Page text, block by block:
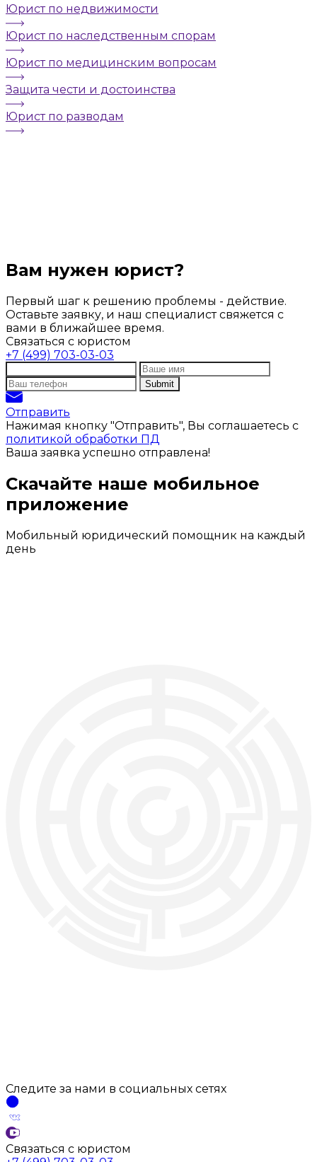
Юрист по недвижимости
Юрист по наследственным спорам
Юрист по медицинским вопросам
Защита чести и достоинства
Юрист по разводам
Вам нужен юрист?
Первый шаг к решению проблемы - действие.
Оставьте заявку, и наш специалист свяжется с
вами в ближайшее время.
Связаться с юристом
+7 (499) 703-03-03
Отправить
Нажимая кнопку "Отправить", Вы соглашаетесь с
политикой обработки ПД
Ваша заявка успешно отправлена!
Скачайте наше мобильное
приложение
Мобильный юридический помощник на каждый
день
Следите за нами в социальных сетях
Связаться с юристом